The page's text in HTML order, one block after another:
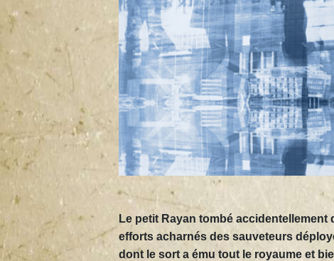
Le petit Rayan tombé
efforts acharnés des sauveteurs
dont le sort a ému tout le royaume et